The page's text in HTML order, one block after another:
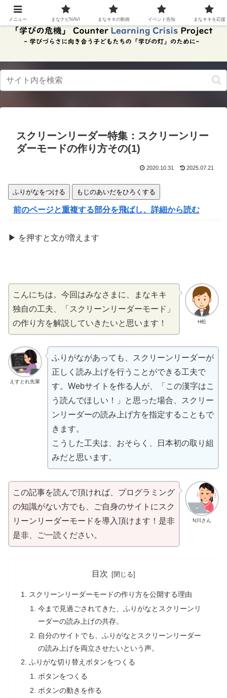
スク
リー
ンリ
ド。
この
ボタ
ンを
と、
げを
スム
きま
スクリーンリーダー特集：スクリーンリー
ダーモードの作り方その(1)
2020.10.31 2025.07.21
ふりがなをつける もじのあいだをひろくする
前のページと重複する部分を飛ばし、詳細から読む
▶ を押すと文が増 えます
H松
こんにちは。 今回 はみなさまに、まなキキ
独自の工夫 、「スクリーンリーダーモード」
の作り 方を解説 していきたいと 思います！
えすとれ先輩
ふりがながあっても、スクリーンリーダーが
正 しく 読み上げを行うことができる工夫で
す。Webサイトを作る 人が、「この漢字はこ
う 読んでほしい！」と思った場合、スクリー
ンリーダーの読み上げ方を指定することもで
きます。
こうした工夫は、おそらく、 日本初の取 り 組
みだと思います。
N川さん
この記事を読んで頂ければ、プログラミング
の知識がない方でも、ご自身のサイトにスク
リーンリーダーモードを導入頂けます！ 是非
是非 、ご一読 ください。
目次
スクリーンリーダーモードの作り方を公開する理由
今 まで見過ごされてきた、ふりがなとスクリーンリ
ーダーの読み 上げの共存。
自分のサイトでも、ふりがなとスクリーンリーダー
の読み 上げを両立させたいという声。
ふりがな切 り替えボタンをつくる
ボタンをつくる
ボタンの動きを作る
メニュー まなナビNAVI まなキキの動画 イベント告知 まなキキを応援